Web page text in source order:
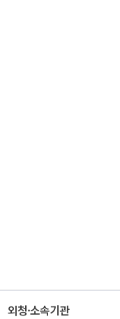
외청·소속기관